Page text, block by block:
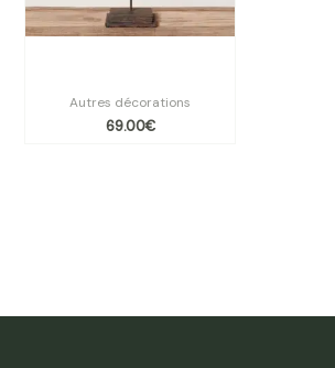
Autres décorations
69.00€